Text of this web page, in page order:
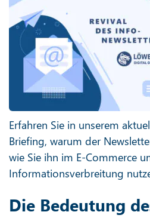
Erfahren Sie in unserem
Briefing, warum der
wie Sie ihn im E-Commerce
Informationsverbreitung
Die Bedeutung